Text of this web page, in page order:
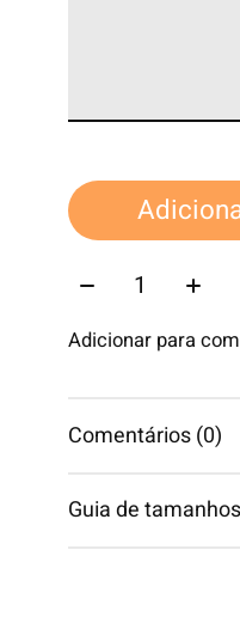
Quantidade:
Adicionar para
Comentários (0)
Guia de tamanhos